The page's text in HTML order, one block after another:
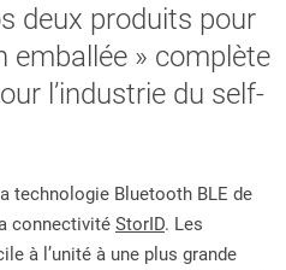
deux produits pour
emballée » complète
l’industrie du self-
technologie Bluetooth BLE de
connectivité StorID. Les
à l’unité à une plus grande